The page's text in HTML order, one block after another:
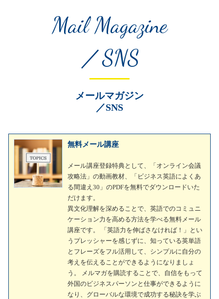
Mail Magazine
／SNS
メールマガジン
／SNS
無料メール講座
メール講座登録特典として、「オンライン会議
攻略法」の動画教材、「ビジネス英語によくあ
る間違え30」のPDFを無料でダウンロードいた
だけます。
異文化理解を深めることで、英語でのコミュニ
ケーション力を高める方法を学べる無料メール
講座です。 「英語力を伸ばさなければ！」とい
うプレッシャーを感じずに、知っている英単語
とフレーズをフル活用して、シンプルに自分の
考えを伝えることができるようになりましょ
う。 メルマガを購読することで、自信をもって
外国のビジネスパーソンと仕事ができるように
なり、グローバルな環境で成功する秘訣を学ぶ